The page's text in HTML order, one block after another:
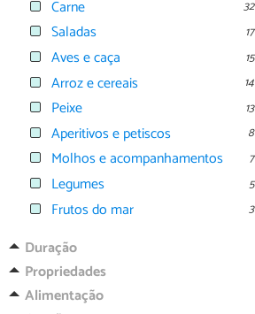
Carne 32
Saladas 17
Aves e caça 15
Arroz e cereais 14
Peixe 13
Aperitivos e petiscos 8
Molhos e acompanhamentos 7
Legumes 5
Frutos do mar 3
Duração
Propriedades
Alimentação